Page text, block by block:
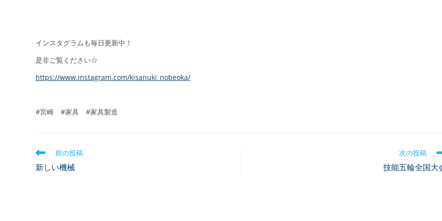
インスタグラムも毎日更新中！
是非ご覧ください☆
https://www.instagram.com/kisanuki_nobeoka/
#宮崎 #家具 #家具製造
前の投稿
新しい機械
次の投稿
技能五輪全国大